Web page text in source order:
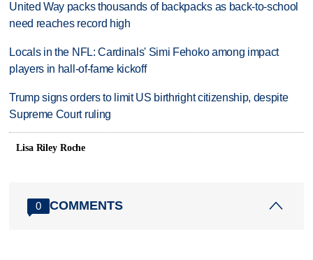
United Way packs thousands of backpacks as back-to-school
need reaches record high
Locals in the NFL: Cardinals' Simi Fehoko among impact
players in hall-of-fame kickoff
Trump signs orders to limit US birthright citizenship, despite
Supreme Court ruling
Lisa Riley Roche
0 COMMENTS